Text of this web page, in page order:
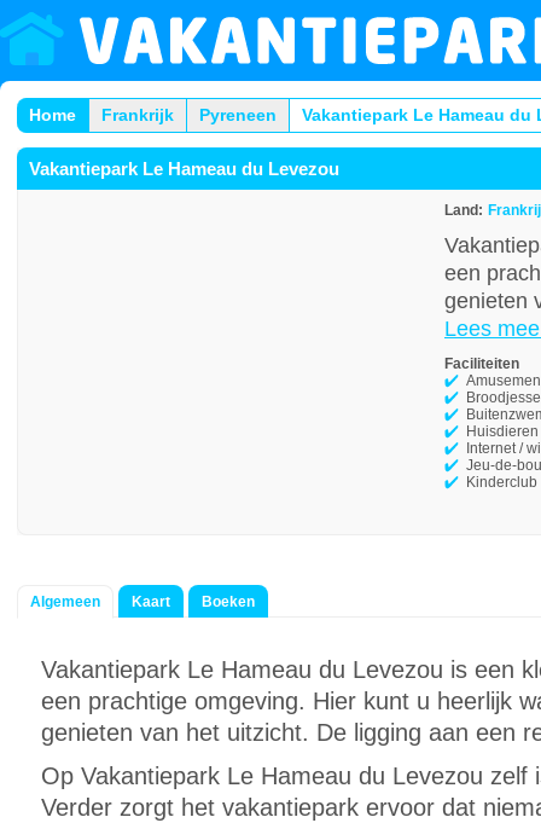
Home Frankrijk Pyreneen Vakantiepark Le Hameau du
Vakantiepark Le Hameau du Levezou
Land:
een
genieten
Lees
Faciliteiten
Internet /
Jeu-de-
Kinderclub
Algemeen Kaart Boeken
Vakantiepark Le Hameau du Levezou is een
een prachtige omgeving. Hier kunt u heerlijk
genieten van het uitzicht. De ligging aan een
Op Vakantiepark Le Hameau du Levezou zelf
Verder zorgt het vakantiepark ervoor dat